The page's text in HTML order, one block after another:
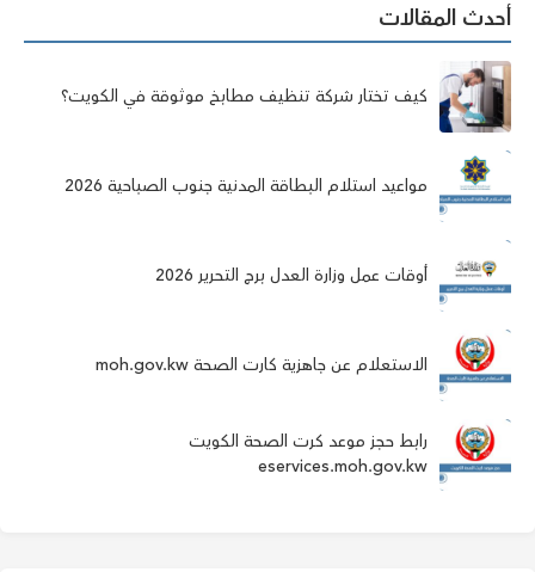
أحدث المقالات
كيف تختار شركة تنظيف مطابخ موثوقة في الكويت؟
مواعيد استلام البطاقة المدنية جنوب الصباحية 2026
أوقات عمل وزارة العدل برج التحرير 2026
الاستعلام عن جاهزية كارت الصحة moh.gov.kw
رابط حجز موعد كرت الصحة الكويت
eservices.moh.gov.kw